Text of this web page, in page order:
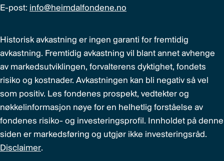
E-post: info@heimdalfondene.no
Historisk avkastning er ingen garanti for fremtidig
avkastning. Fremtidig avkastning vil blant annet avhenge
av markedsutviklingen, forvalterens dyktighet, fondets
risiko og kostnader. Avkastningen kan bli negativ så vel
som positiv. Les fondenes prospekt, vedtekter og
nøkkelinformasjon nøye for en helhetlig forståelse av
fondenes risiko- og investeringsprofil. Innholdet på denne
siden er markedsføring og utgjør ikke investeringsråd.
Disclaimer.